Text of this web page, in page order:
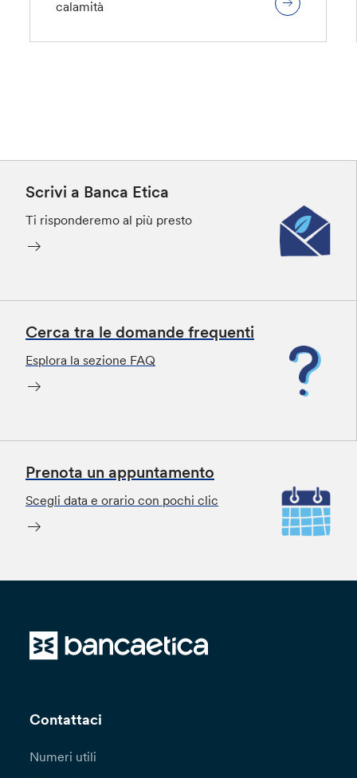
calamità
Scrivi a Banca Etica
Ti risponderemo al più presto
Cerca tra le domande frequenti
Esplora la sezione FAQ
Prenota un appuntamento
Scegli data e orario con pochi clic
Contattaci
Numeri utili